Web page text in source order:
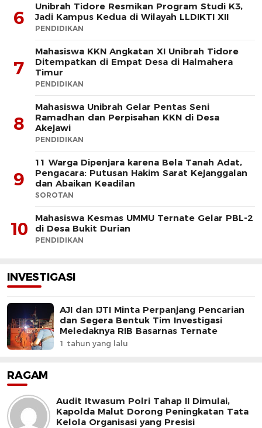
6
Unibrah Tidore Resmikan Program Studi K3,
Jadi Kampus Kedua di Wilayah LLDIKTI XII
PENDIDIKAN
7
Mahasiswa KKN Angkatan XI Unibrah Tidore
Ditempatkan di Empat Desa di Halmahera
Timur
PENDIDIKAN
8
Mahasiswa Unibrah Gelar Pentas Seni
Ramadhan dan Perpisahan KKN di Desa
Akejawi
PENDIDIKAN
9
11 Warga Dipenjara karena Bela Tanah Adat,
Pengacara: Putusan Hakim Sarat Kejanggalan
dan Abaikan Keadilan
SOROTAN
10
Mahasiswa Kesmas UMMU Ternate Gelar PBL-2
di Desa Bukit Durian
PENDIDIKAN
INVESTIGASI
AJI dan IJTI Minta Perpanjang Pencarian
dan Segera Bentuk Tim Investigasi
Meledaknya RIB Basarnas Ternate
1 tahun yang lalu
RAGAM
Audit Itwasum Polri Tahap II Dimulai,
Kapolda Malut Dorong Peningkatan Tata
Kelola Organisasi yang Presisi